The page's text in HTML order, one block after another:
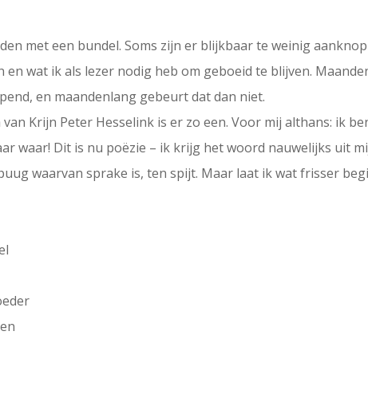
met een bundel. Soms zijn er blijkbaar te weinig
wat ik als lezer nodig heb om geboeid te blijven.
en maandenlang gebeurt dat dan niet.
Krijn Peter Hesselink is er zo een. Voor mij althans: ik
waar! Dit is nu poëzie – ik krijg het woord nauwelijks uit
waarvan sprake is, ten spijt. Maar laat ik wat frisser